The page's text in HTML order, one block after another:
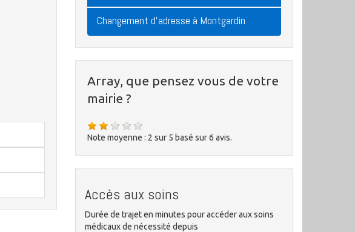
Changement d'adresse à Montgardin
Array, que pensez vous de votre
mairie ?
Note moyenne : 2 sur 5 basé sur6 avis.
Accès aux soins
Durée de trajet en minutes pour accéder aux soins
médicaux de nécessité depuis